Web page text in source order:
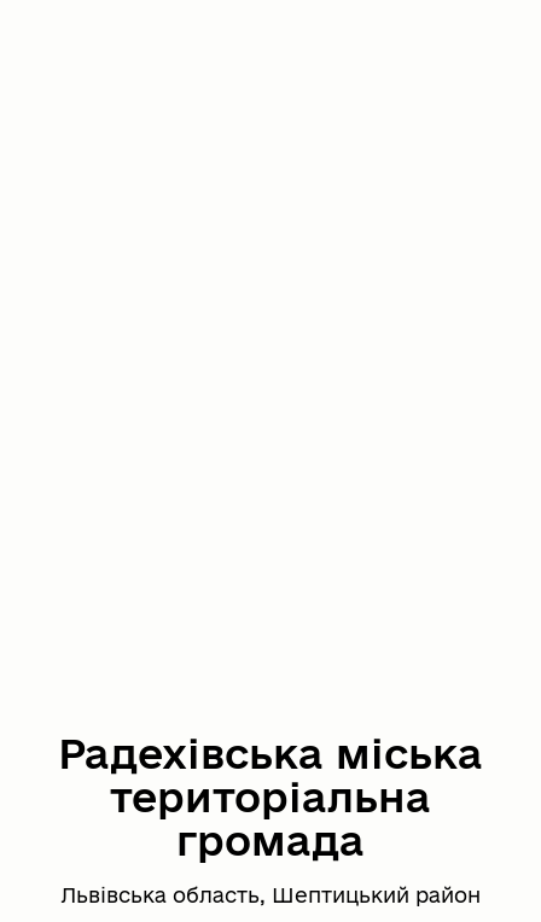
Радехівська міська
територіальна
громада
Львівська область, Шептицький район